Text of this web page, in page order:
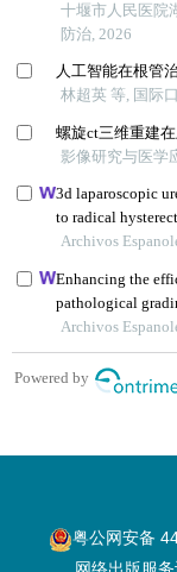
粤公网安备